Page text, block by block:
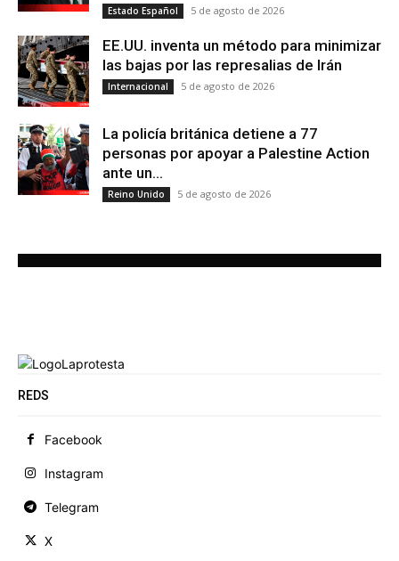
Estado Español 5 de agosto de 2026
EE.UU. inventa un método para minimizar
las bajas por las represalias de Irán
Internacional 5 de agosto de 2026
La policía británica detiene a 77
personas por apoyar a Palestine Action
ante un...
Reino Unido 5 de agosto de 2026
REDS
Facebook
Instagram
Telegram
X